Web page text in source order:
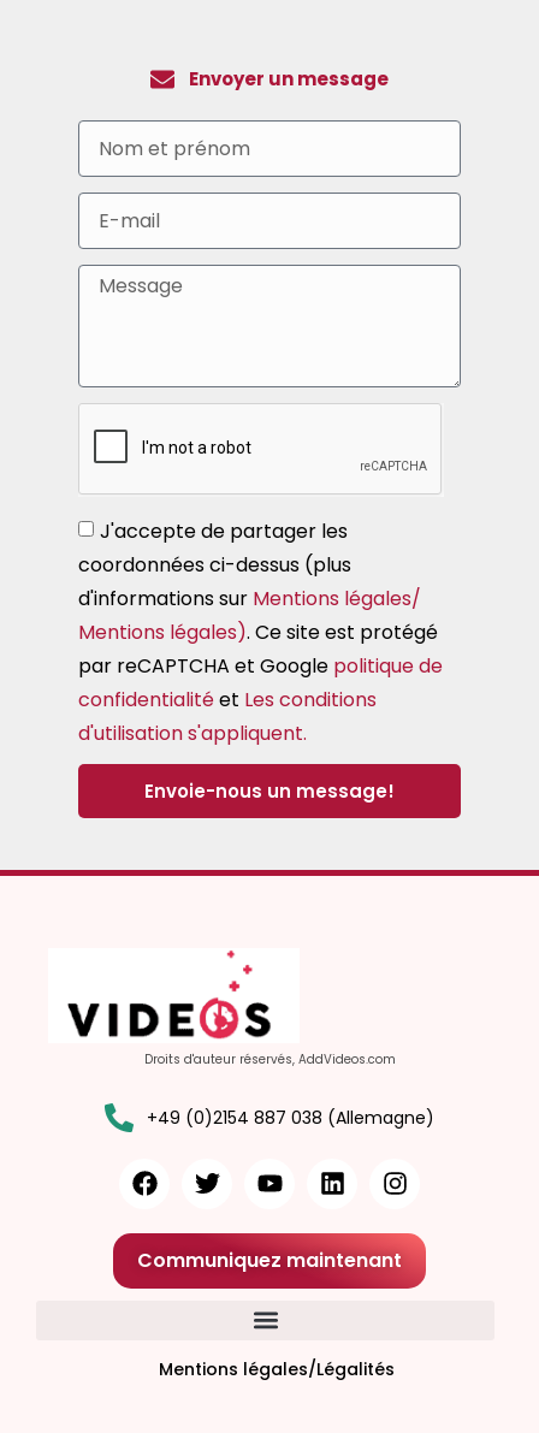
Envoyer un message
J'accepte de partager les
coordonnées ci-dessus (plus
d'informations sur Mentions légales/
Mentions légales). Ce site est protégé
par reCAPTCHA et Google politique de
confidentialitéet Les conditions
d'utilisation s'appliquent.
Envoie-nous un message!
Droits d'auteur réservés, AddVideos.com
+49 (0)2154 887 038 (Allemagne)
Communiquez maintenant
Mentions légales/Légalités